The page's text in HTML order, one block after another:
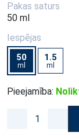
Pakas saturs
50 ml
Iespējas
50
ml
1.5
ml
Pieejamība: